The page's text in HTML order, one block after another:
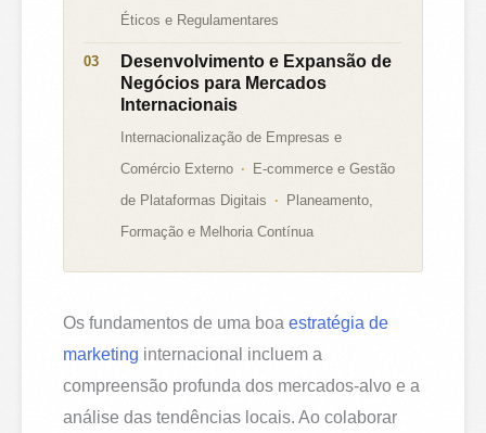
Éticos e Regulamentares
Desenvolvimento e Expansão de
Negócios para Mercados
Internacionais
Internacionalização de Empresas e
Comércio Externo
E-commerce e Gestão
de Plataformas Digitais
Planeamento,
Formação e Melhoria Contínua
Os fundamentos de uma boaestratégia de
marketing internacional incluem a
compreensão profunda dos mercados-alvo e a
análise das tendências locais. Ao colaborar